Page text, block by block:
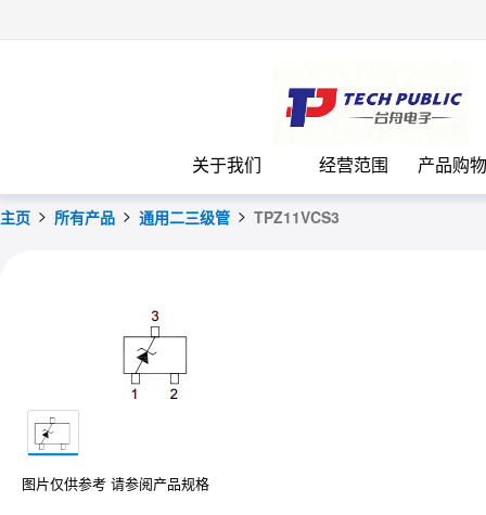
关于我们 经营范围 产品购
主页 所有产品 通用二三级管 TPZ11VCS3
图片仅供参考 请参阅产品规格